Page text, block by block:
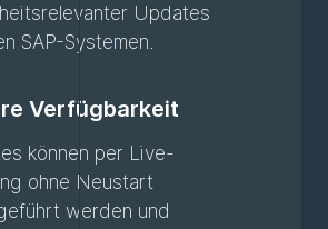
Updates
SAP-Systemen.
Verfügbarkeit
können per Live-
ohne Neustart
werden und